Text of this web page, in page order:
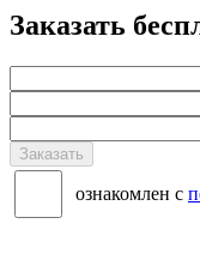
Заказать
Заказать
ознакомлен с